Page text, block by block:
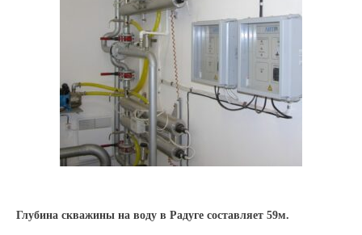
Глубина скважины на воду в Радуге составляет 59м.